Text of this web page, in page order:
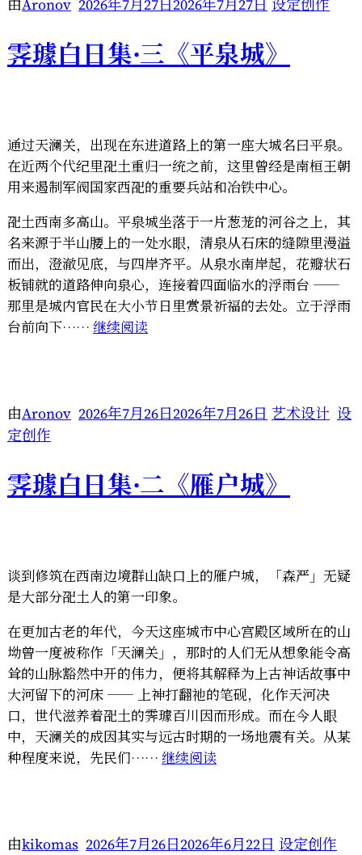
卷”
由Aronov 2026年7月27日2026年7月27日 设定创作
霁璩白日集·三《平泉城》
通过天澜关，出现在东进道路上的第一座大城名曰平泉。
在近两个代纪里巶土重归一统之前，这里曾经是南桓王朝
用来遏制军阀国家西巶的重要兵站和冶铁中心。
巶土西南多高山。平泉城坐落于一片葱茏的河谷之上，其
名来源于半山腰上的一处水眼，清泉从石床的缝隙里漫溢
而出，澄澈见底，与四岸齐平。从泉水南岸起，花瓣状石
板铺就的道路伸向泉心，连接着四面临水的浮雨台 ——
那里是城内官民在大小节日里赏景祈福的去处。立于浮雨
台前向下…… 继续阅读“霁
集
《平
泉
由Aronov 2026年7月26日2026年7月26日 艺术设计 设
定创作
霁璩白日集·二《雁户城》
谈到修筑在西南边境群山缺口上的雁户城，「森严」无疑
是大部分巶土人的第一印象。
在更加古老的年代，今天这座城市中心宫殿区域所在的山
坳曾一度被称作「天澜关」，那时的人们无从想象能令高
耸的山脉豁然中开的伟力，便将其解释为上古神话故事中
大河留下的河床 —— 上神打翻祂的笔砚，化作天河决
口，世代滋养着巶土的霁璩百川因而形成。而在今人眼
中，天澜关的成因其实与远古时期的一场地震有关。从某
种程度来说，先民们…… 继续阅读“霁
集
由kikomas 2026年7月26日2026年6月22日 设定创作